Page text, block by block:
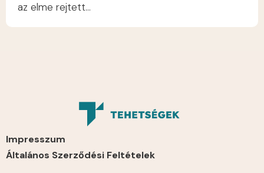
az elme rejtett...
Impresszum
Általános Szerződési Feltételek